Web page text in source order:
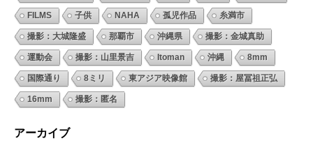
FILMS 子供 NAHA 孤児作品 糸満市
撮影：大城隆盛 那覇市 沖縄県 撮影：金城真助
運動会 撮影：山里景吉 Itoman 沖縄 8mm
国際通り 8ミリ 東アジア映像館 撮影：屋冨祖正弘
16mm 撮影：匿名
アーカイブ